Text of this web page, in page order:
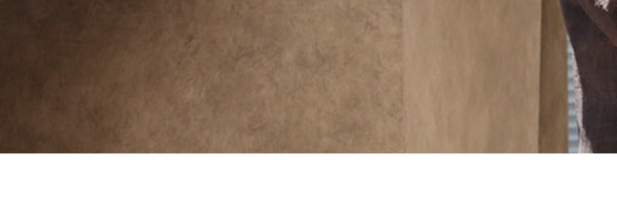
イベント・セミナー
お知らせ